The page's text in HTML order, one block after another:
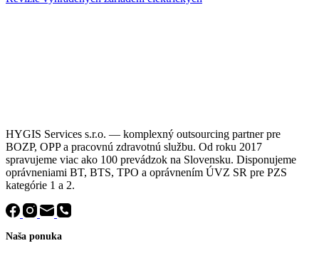
HYGIS Services s.r.o. — komplexný outsourcing partner pre
BOZP, OPP a pracovnú zdravotnú službu. Od roku 2017
spravujeme viac ako 100 prevádzok na Slovensku. Disponujeme
oprávneniami BT, BTS, TPO a oprávnením ÚVZ SR pre PZS
kategórie 1 a 2.
Naša ponuka